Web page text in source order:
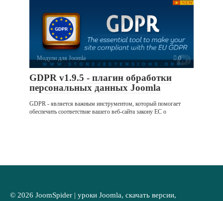
Модули для Joomla 0
GDPR v1.9.5 - плагин обработки
персональных данных Joomla
GDPR - является важным инструментом, который помогает
обеспечить соответствие вашего веб-сайта закону ЕС о
© 2026 JoomSpider | уроки Joomla, скачать версии,